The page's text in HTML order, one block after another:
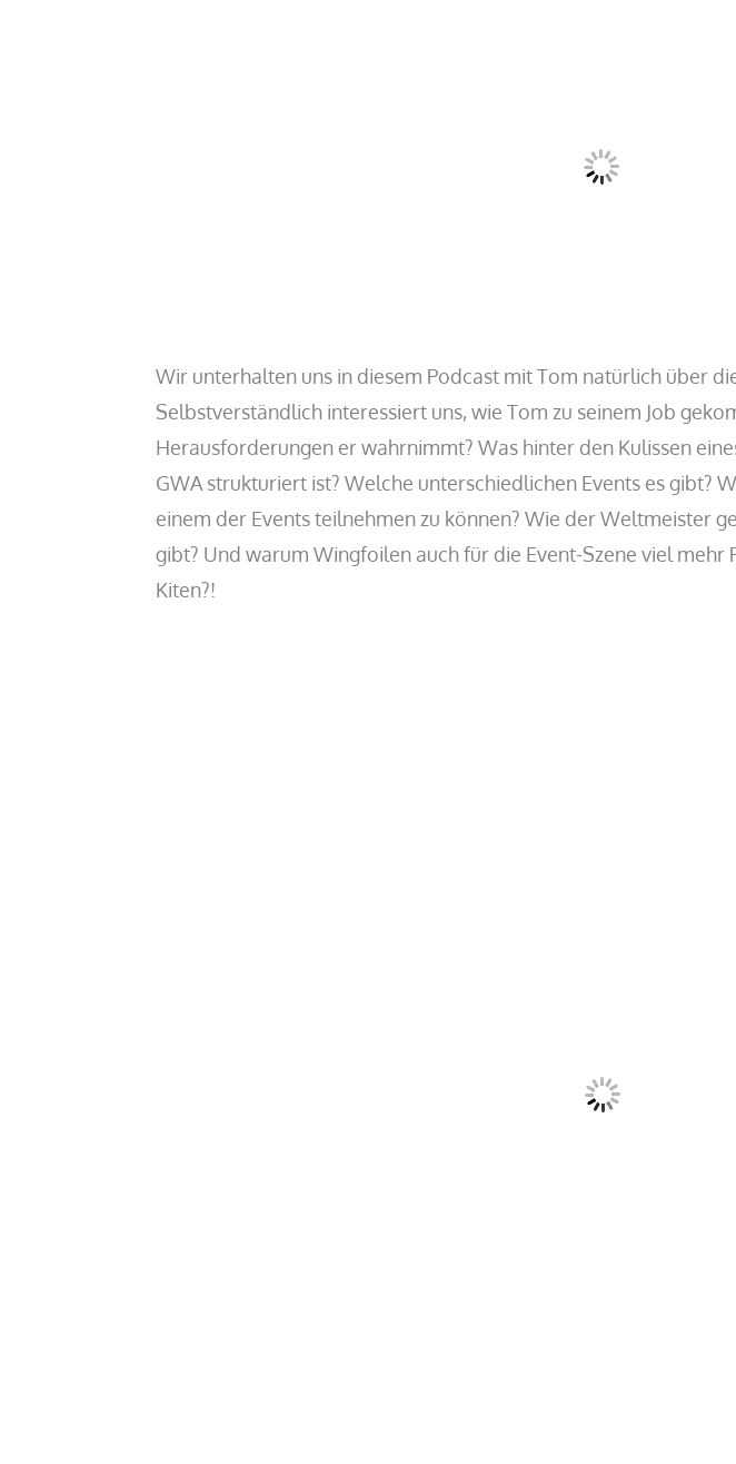
Wir unterhalten uns in diesem Podcast mit Tom natürlich über
Selbstverständlich interessiert uns, wie Tom zu seinem Job
Herausforderungen er wahrnimmt? Was hinter den Kulissen
GWA strukturiert ist? Welche unterschiedlichen Events es gibt?
einem der Events teilnehmen zu können? Wie der Weltmeister
gibt? Und warum Wingfoilen auch für die Event-Szene viel
Kiten?!